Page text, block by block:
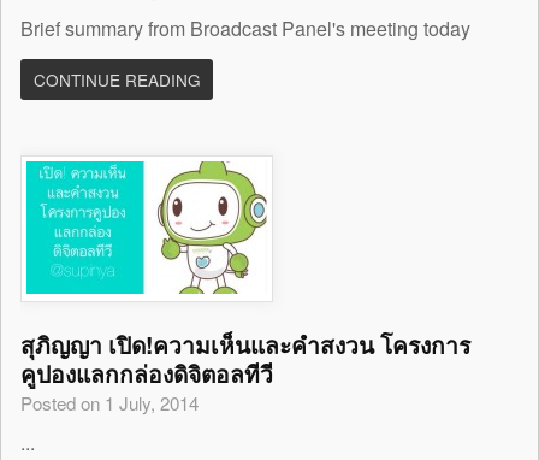
Brief summary from Broadcast Panel's meeting today
CONTINUE READING
สุภิญญา เปิด!ความเห็นและคำสงวน โครงการ
คูปองแลกกล่องดิจิตอลทีวี
Posted on 1 July, 2014
...